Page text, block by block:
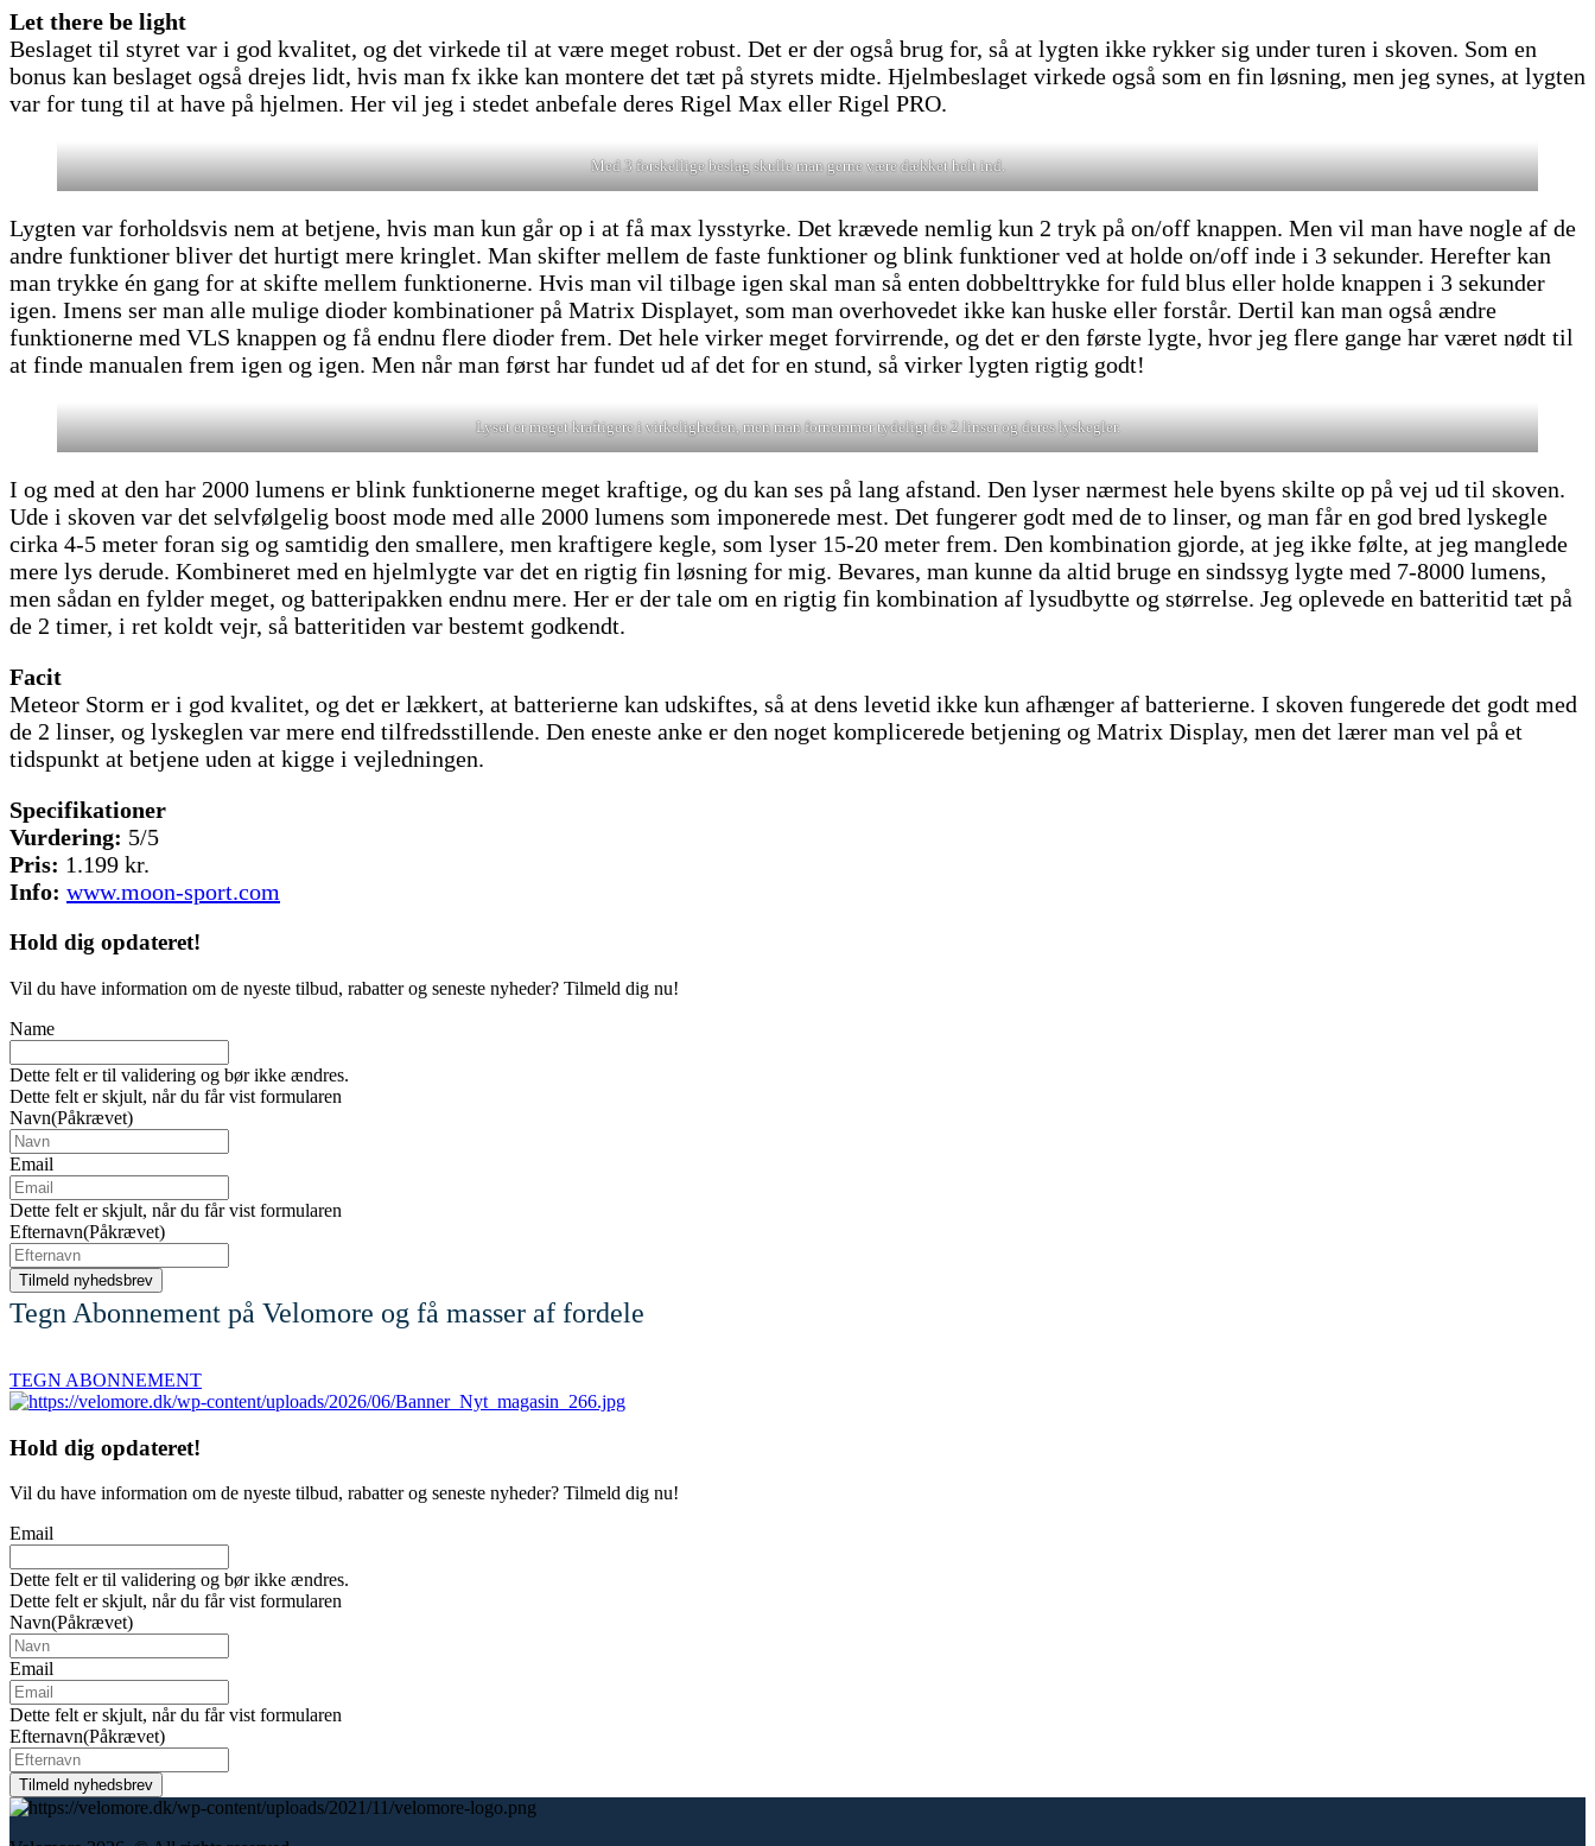
Let there be light
Beslaget til styret var i god kvalitet, og det virkede til at være meget robust. Det er der også brug for, så at lygten ikke rykker sig under turen i skoven. Som en
bonus kan beslaget også drejes lidt, hvis man fx ikke kan montere det tæt på styrets midte. Hjelmbeslaget virkede også som en fin løsning, men jeg synes, at lygten
var for tung til at have på hjelmen. Her vil jeg i stedet anbefale deres Rigel Max eller Rigel PRO.
Med 3 forskellige beslag skulle man gerne være dækket helt ind.
Lygten var forholdsvis nem at betjene, hvis man kun går op i at få max lysstyrke. Det krævede nemlig kun 2 tryk på on/off knappen. Men vil man have nogle af de
andre funktioner bliver det hurtigt mere kringlet. Man skifter mellem de faste funktioner og blink funktioner ved at holde on/off inde i 3 sekunder. Herefter kan
man trykke én gang for at skifte mellem funktionerne. Hvis man vil tilbage igen skal man så enten dobbelttrykke for fuld blus eller holde knappen i 3 sekunder
igen. Imens ser man alle mulige dioder kombinationer på Matrix Displayet, som man overhovedet ikke kan huske eller forstår. Dertil kan man også ændre
funktionerne med VLS knappen og få endnu flere dioder frem. Det hele virker meget forvirrende, og det er den første lygte, hvor jeg flere gange har været nødt til
at finde manualen frem igen og igen. Men når man først har fundet ud af det for en stund, så virker lygten rigtig godt!
Lyset er meget kraftigere i virkeligheden, men man fornemmer tydeligt de 2 linser og deres lyskegler.
I og med at den har 2000 lumens er blink funktionerne meget kraftige, og du kan ses på lang afstand. Den lyser nærmest hele byens skilte op på vej ud til skoven.
Ude i skoven var det selvfølgelig boost mode med alle 2000 lumens som imponerede mest. Det fungerer godt med de to linser, og man får en god bred lyskegle
cirka 4-5 meter foran sig og samtidig den smallere, men kraftigere kegle, som lyser 15-20 meter frem. Den kombination gjorde, at jeg ikke følte, at jeg manglede
mere lys derude. Kombineret med en hjelmlygte var det en rigtig fin løsning for mig. Bevares, man kunne da altid bruge en sindssyg lygte med 7-8000 lumens,
men sådan en fylder meget, og batteripakken endnu mere. Her er der tale om en rigtig fin kombination af lysudbytte og størrelse. Jeg oplevede en batteritid tæt på
de 2 timer, i ret koldt vejr, så batteritiden var bestemt godkendt.
Facit
Meteor Storm er i god kvalitet, og det er lækkert, at batterierne kan udskiftes, så at dens levetid ikke kun afhænger af batterierne. I skoven fungerede det godt med
de 2 linser, og lyskeglen var mere end tilfredsstillende. Den eneste anke er den noget komplicerede betjening og Matrix Display, men det lærer man vel på et
tidspunkt at betjene uden at kigge i vejledningen.
Specifikationer
Vurdering: 5/5
Pris: 1.199 kr.
Info: www.moon-sport.com
Hold dig opdateret!
Vil du have information om de nyeste tilbud, rabatter og seneste nyheder? Tilmeld dig nu!
Name
Dette felt er til validering og bør ikke ændres.
Dette felt er skjult, når du får vist formularen
Navn(Påkrævet)
Email
Dette felt er skjult, når du får vist formularen
Efternavn(Påkrævet)
Tegn Abonnement på Velomore og få masser af fordele
TEGN ABONNEMENT
Hold dig opdateret!
Vil du have information om de nyeste tilbud, rabatter og seneste nyheder? Tilmeld dig nu!
Email
Dette felt er til validering og bør ikke ændres.
Dette felt er skjult, når du får vist formularen
Navn(Påkrævet)
Email
Dette felt er skjult, når du får vist formularen
Efternavn(Påkrævet)